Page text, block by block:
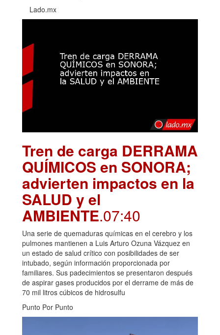
Lado.mx
Tren de carga DERRAMA
QUÍMICOS en SONORA;
advierten impactos en la
SALUD y el
AMBIENTE.07:40
Una serie de quemaduras químicas en el cerebro y los
pulmones mantienen a Luis Arturo Ozuna Vázquez en
un estado de salud crítico con posibilidades de ser
intubado, según información proporcionada por
familiares. Sus padecimientos se presentaron después
de aspirar gases producidos por el derrame de más de
70 mil litros cúbicos de hidrosulfu
Punto Por Punto